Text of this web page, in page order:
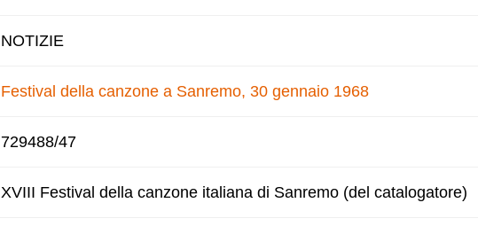
NOTIZIE
Festival della canzone a Sanremo, 30 gennaio 1968
729488/47
XVIII Festival della canzone italiana di Sanremo (del catalogatore)